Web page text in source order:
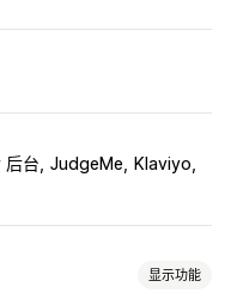
台 JudgeMe
Klaviyo
显示功能